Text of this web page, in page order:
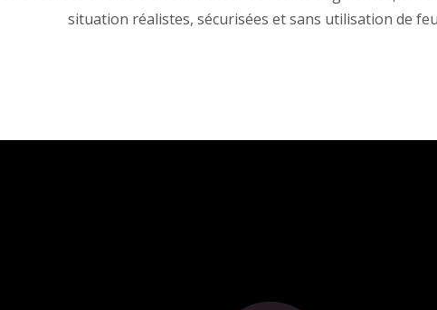
situation réalistes, sécurisées et sans utilisation de